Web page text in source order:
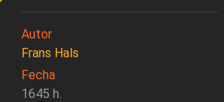
Autor
Frans Hals
Fecha
1645 h.